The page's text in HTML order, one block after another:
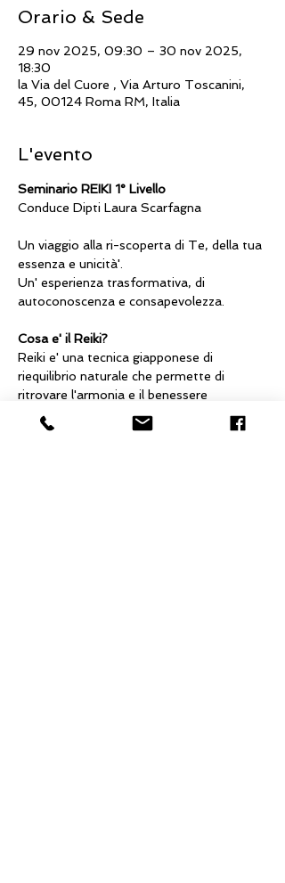
Orario & Sede
29 nov 2025, 09:30 – 30 nov 2025,
18:30
la Via del Cuore , Via Arturo Toscanini,
45, 00124 Roma RM, Italia
L'evento
Seminario REIKI 1° Livello
Conduce Dipti Laura Scarfagna
Un viaggio alla ri-scoperta di Te, della tua
essenza e unicità'.
Un' esperienza trasformativa, di
autoconoscenza e consapevolezza.
Cosa e' il Reiki?
Reiki e' una tecnica giapponese di
riequilibrio naturale che permette di
ritrovare l'armonia e il benessere
psicofisico.